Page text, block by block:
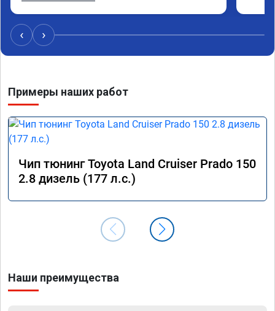
провалы. Расход топлива остался таким же, но
динамика улучшилась. Советую этот сервис
всем. Спасибо!!!
‹ ›
Примеры наших работ
Чип тюнинг Toyota Land Cruiser Prado 150
2.8 дизель (177 л.с.)
Наши преимущества